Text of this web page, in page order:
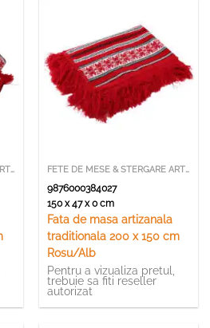
FETE DE MESE & STERGARE ARTIZANALE FETE DE MESE & STERGARE ARTIZANALE
9876000384027
150 x 47 x 0 cm
Fata de masa artizanala
traditionala 200 x 150 cm
Rosu/Alb
Pentru a vizualiza pretul,
trebuie sa fiti reseller
autorizat